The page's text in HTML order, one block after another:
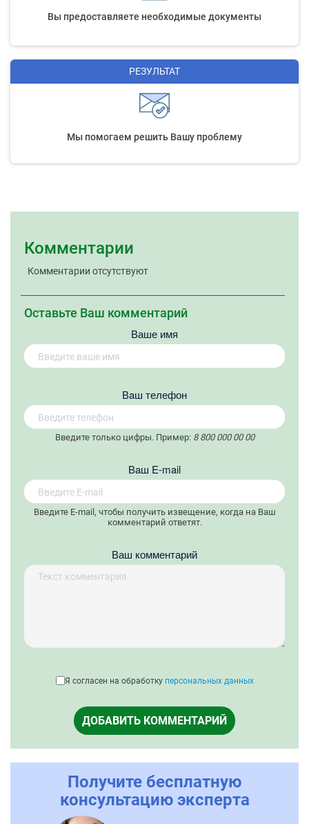
Вы предоставляете необходимые документы
РЕЗУЛЬТАТ
Мы помогаем решить Вашу проблему
Комментарии
Комментарии отсутствуют
Оставьте Ваш комментарий
Ваше имя
Вaш телефон
Введите только цифры. Пример: 8 800 000 00 00
Вaш E-mail
Введите E-mail, чтобы получить извещение, когда на Ваш
комментарий ответят.
Ваш комментарий
Я согласен на обработку персональных данных
ДОБАВИТЬ КОММЕНТАРИЙ
Получите бесплатную
консультацию эксперта